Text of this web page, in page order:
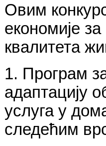
Овим
економије
квалитета
1. Програм
адаптацију
услуга у
следећим